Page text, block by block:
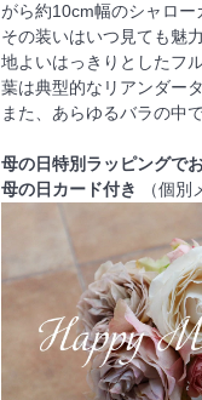
がら約10cm幅のシャロー
その装いはいつ見ても魅
地よいはっきりとしたフ
葉は典型的なリアンダー
また、あらゆるバラの中
母の日特別ラッピングで
母の日カード付き
（個別